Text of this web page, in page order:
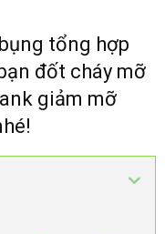
tổng hợp
đốt cháy mỡ
giảm mỡ